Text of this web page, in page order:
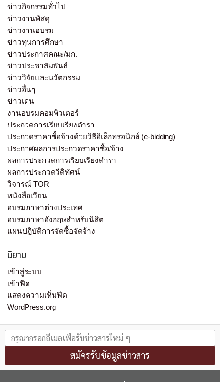
ข่าวกิจกรรมทั่วไป
ข่าวงานพัสดุ
ข่าวงานอบรม
ข่าวทุนการศึกษา
ข่าวประกาศคณะ/มก.
ข่าวประชาสัมพันธ์
ข่าววิจัยและนวัตกรรม
ข่าวอื่นๆ
ข่าวเด่น
งานอบรมคอมพิวเตอร์
ประกวดการเรียบเรียงตำรา
ประกวดราคาซื้อจ้างด้วยวิธีอิเล็กทรอนิกส์ (e-bidding)
ประกาศผลการประกวดราคาซื้อ/จ้าง
ผลการประกวดการเรียบเรียงตำรา
ผลการประกวดวีดิทัศน์
วิจารณ์ TOR
หนังสือเวียน
อบรมภาษาต่างประเทศ
อบรมภาษาอังกฤษสำหรับนิสิต
แผนปฏิบัติการจัดซื้อจัดจ้าง
นิยาม
เข้าสู่ระบบ
เข้าฟีด
แสดงความเห็นฟีด
WordPress.org
สมัครรับข้อมูลข่าวสาร